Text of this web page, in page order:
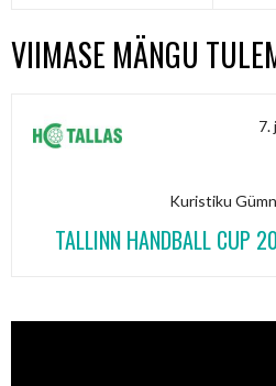
VIIMASE MÄNGU
7.
Kuristiku
TALLINN HANDBALL CUP